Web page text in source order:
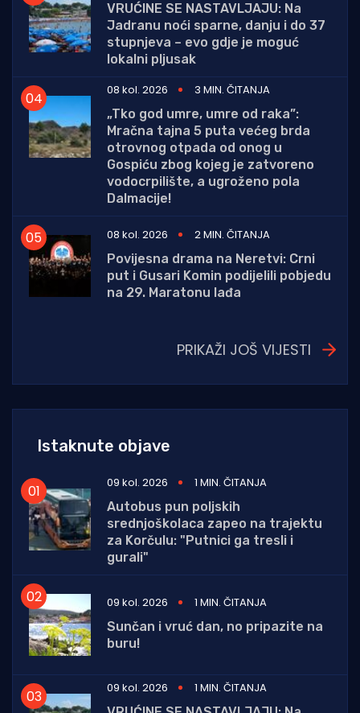
VRUĆINE SE NASTAVLJAJU: Na
Jadranu noći sparne, danju i do 37
stupnjeva – evo gdje je moguć
lokalni pljusak
08 kol. 2026
3 MIN. ČITANJA
„Tko god umre, umre od raka”:
Mračna tajna 5 puta većeg brda
otrovnog otpada od onog u
Gospiću zbog kojeg je zatvoreno
vodocrpilište, a ugroženo pola
Dalmacije!
08 kol. 2026
2 MIN. ČITANJA
Povijesna drama na Neretvi: Crni
put i Gusari Komin podijelili pobjedu
na 29. Maratonu lađa
PRIKAŽI JOŠ VIJESTI
Istaknute objave
09 kol. 2026
1 MIN. ČITANJA
Autobus pun poljskih
srednjoškolaca zapeo na trajektu
za Korčulu: "Putnici ga tresli i
gurali"
09 kol. 2026
1 MIN. ČITANJA
Sunčan i vruć dan, no pripazite na
buru!
09 kol. 2026
1 MIN. ČITANJA